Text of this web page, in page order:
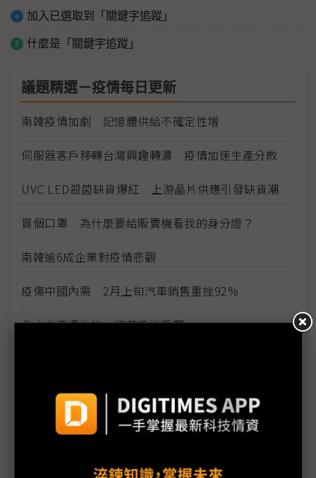
加入已選取到「關鍵字追蹤」
什麼是「關鍵字追蹤」
議題精選－疫情每日更新
南韓疫情加劇 記憶體供給不確定性增
伺服器客戶移轉台灣興趣轉濃 疫情加速生產分散
UVC LED殺菌缺貨爆紅 上游晶片供應引發缺貨潮
買個口罩 為什麼要給販賣機看我的身分證？
南韓逾6成企業對疫情悲觀
疫傷中國內需 2月上旬汽車銷售重挫92%
北大方正違約後 清華紫光受矚
SK海力士員工採驗陰性 園區暫維持自主管理
湖北再次延長休假 衝擊本田、日產與車用PCB廠